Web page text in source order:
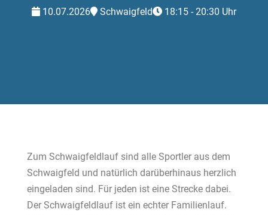
10.07.2026 Schwaigfeld 18:15 - 20:30 Uhr
Zum Schwaigfeldlauf sind alle Sportler aus dem
Schwaigfeld und natürlich darüberhinaus herzlich
eingeladen sind. Für jeden ist eine Strecke dabei.
Der Schwaigfeldlauf ist ein echter Familienlauf.